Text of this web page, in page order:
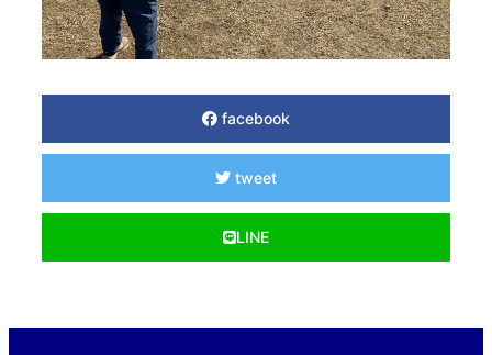
facebook
tweet
LINE